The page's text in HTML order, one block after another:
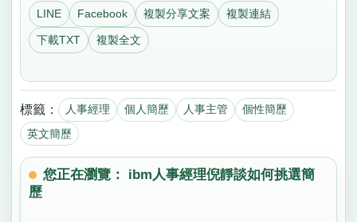
LINE Facebook 複製分享文案 複製連結
下載TXT 複製全文
標籤： 人事經理 個人簡歷 人事主管
個性簡歷
英文簡歷
您正在瀏覽： ibm人事經理倪靜談如何挑選簡
歷